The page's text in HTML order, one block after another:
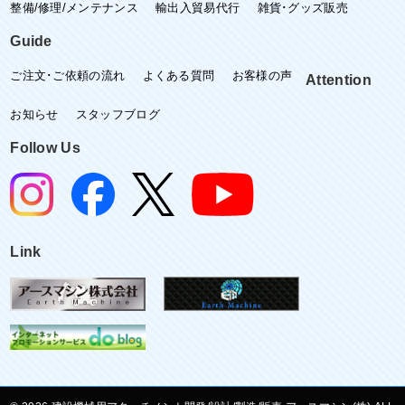
整備/修理/メンテナンス
輸出入貿易代行 雑貨･グッズ販売
Guide
ご注文･ご依頼の流れ よくある質問 お客様の声 Attention
お知らせ スタッフブログ
Follow Us
Link